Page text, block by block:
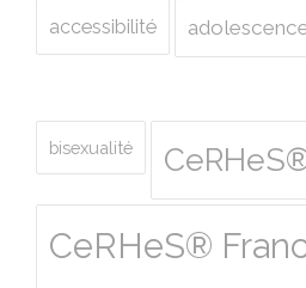
accessibilité
bisexualité
CeRHeS®